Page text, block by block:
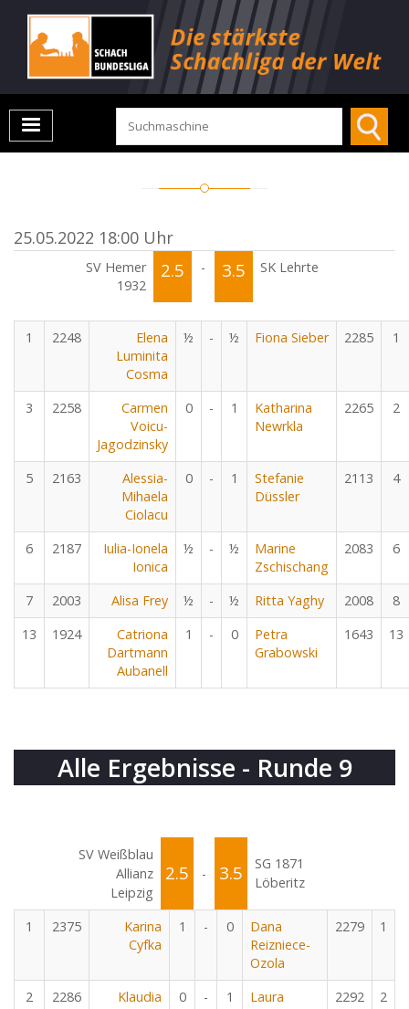
25.05.2022 18:00 Uhr
SV Hemer
1932
2.5 - 3.5 SK Lehrte
1 2248
Elena
Luminita
Cosma
½ - ½ Fiona Sieber 2285 1
3 2258
Carmen
Voicu-
Jagodzinsky
0 - 1
Katharina
Newrkla
2265 2
5 2163
Alessia-
Mihaela
Ciolacu
0 - 1
Stefanie
Düssler
2113 4
6 2187
Iulia-Ionela
Ionica
½ - ½
Marine
Zschischang
2083 6
7 2003 Alisa Frey ½ - ½ Ritta Yaghy 2008
8
13
1924
Catriona
Dartmann
Aubanell
1 - 0
Petra
Grabowski
1643 13
Alle Ergebnisse - Runde 9
SV Weißblau
Allianz
Leipzig
2.5 - 3.5
SG 1871
Löberitz
1 2375
Karina
Cyfka
1 - 0
Dana
Reizniece-
Ozola
2279 1
2 2286
Klaudia
0 - 1
Laura
2292 2